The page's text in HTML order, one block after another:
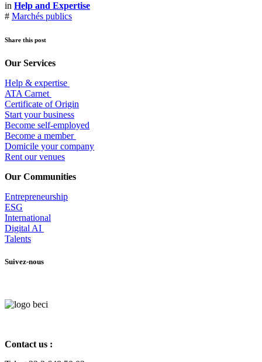
in Help and Expertise
# Marchés publics
Share this post
Our Services
Help & expertise
​ATA Carnet
Certificate of Origin
Start your business
Become self-employed
Become a member
​Domicile your company
Rent our venues
Our Communities
Entrepreneurship
ESG
International
Digital AI
Talents
Suivez-nous
Contact us :